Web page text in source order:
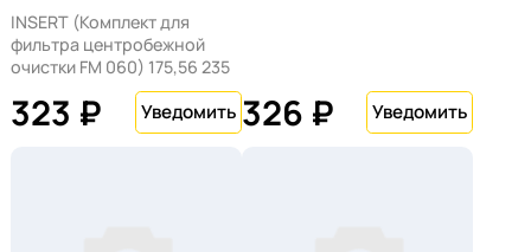
INSERT (Комплект для
фильтра центробежной
очистки FM 060) 175,56 235
323 ₽ 326 ₽